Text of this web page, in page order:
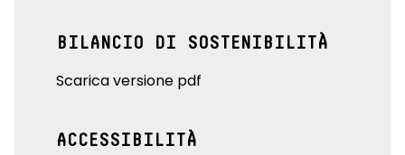
BILANCIO DI SOSTENIBILITÀ
Scarica versione pdf
ACCESSIBILITÀ